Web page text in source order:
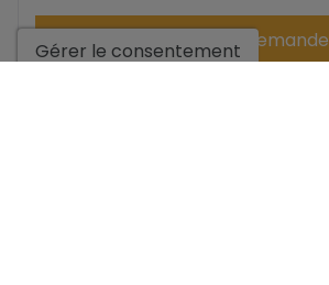
Envoyer la demande
Gérer le consentement